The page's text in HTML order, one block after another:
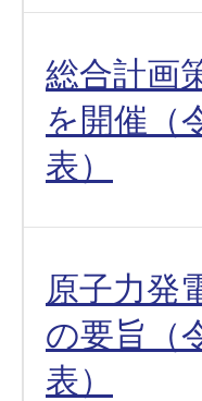
総合計画
を開催（
表）
原子力発
の要旨（
表）